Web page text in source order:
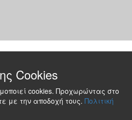
Cookies
cookies. Προχωρώντας στο
με την αποδοχή τους. Πολιτική